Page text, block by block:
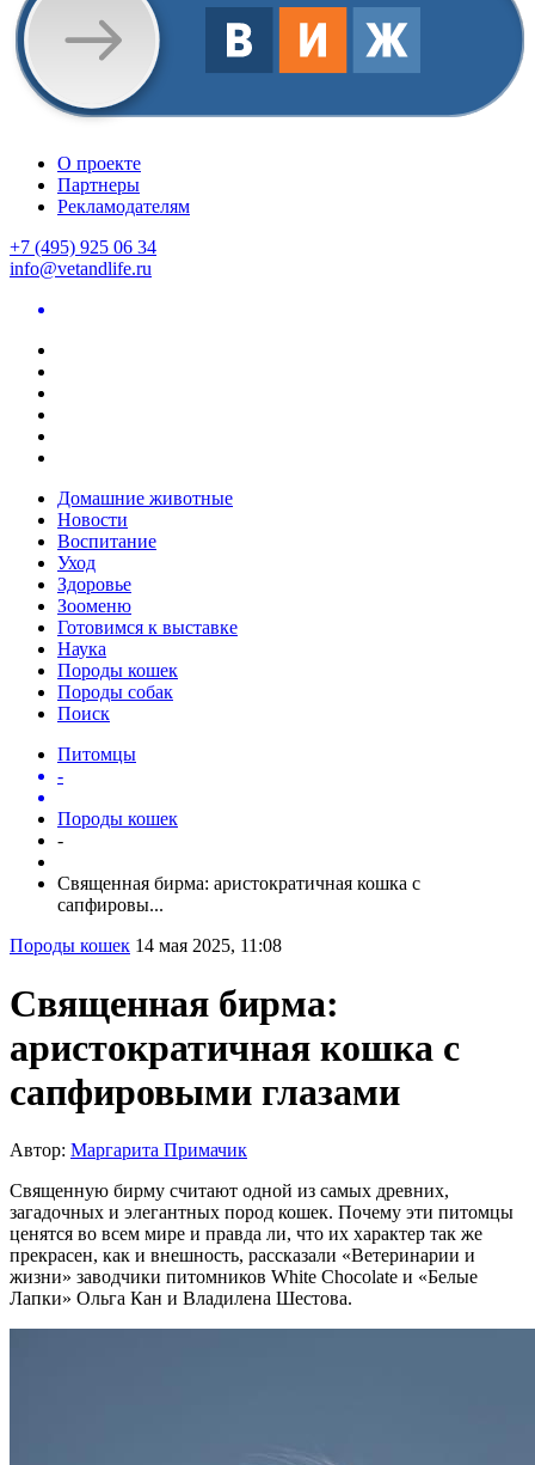
О проекте
Партнеры
Рекламодателям
+7 (495) 925 06 34
info@vetandlife.ru
Домашние животные
Новости
Воспитание
Уход
Здоровье
Зооменю
Готовимся к выставке
Наука
Породы кошек
Породы собак
Поиск
Питомцы
-
Породы кошек
-
Священная бирма: аристократичная кошка с
сапфировы...
Породы кошек 14 мая 2025, 11:08
Священная бирма:
аристократичная кошка с
сапфировыми глазами
Автор: Маргарита Примачик
Священную бирму считают одной из самых древних,
загадочных и элегантных пород кошек. Почему эти питомцы
ценятся во всем мире и правда ли, что их характер так же
прекрасен, как и внешность, рассказали «Ветеринарии и
жизни» заводчики питомников White Chocolate и «Белые
Лапки» Ольга Кан и Владилена Шестова.